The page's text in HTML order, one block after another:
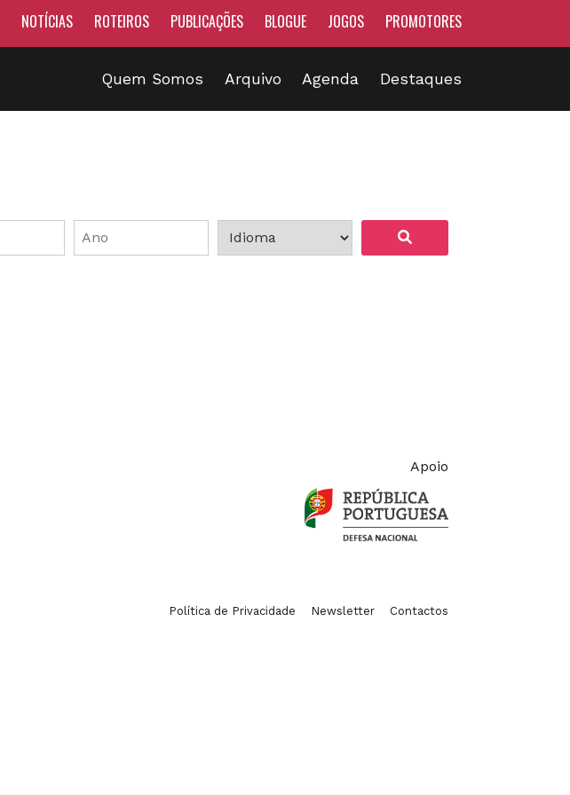
NOTÍCIAS ROTEIROS PUBLICAÇÕES BLOGUE JOGOS PROMOTORES
Quem Somos Arquivo Agenda Destaques
Apoio
Política de Privacidade Newsletter Contactos